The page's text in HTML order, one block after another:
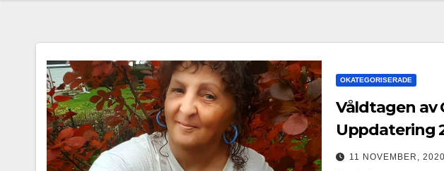
OKATEGORISERADE
Våldtagen av
Uppdatering
11 NOVEMBER, 2020